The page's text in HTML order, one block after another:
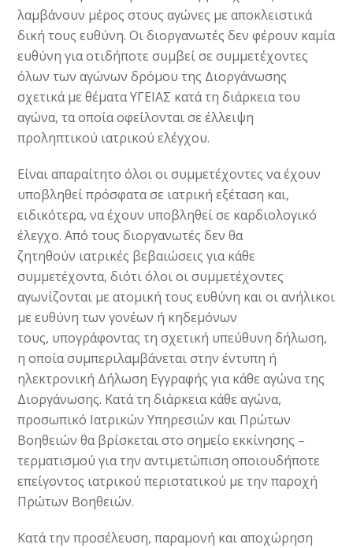
λαμβάνουν μέρος στους αγώνες με αποκλειστικά
δική τους ευθύνη. Οι διοργανωτές δεν φέρουν καμία
ευθύνη για οτιδήποτε συμβεί σε συμμετέχοντες
όλων των αγώνων δρόμου της Διοργάνωσης
σχετικά με θέματα ΥΓΕΙΑΣ κατά τη διάρκεια του
αγώνα, τα οποία οφείλονται σε έλλειψη
προληπτικού ιατρικού ελέγχου.
Είναι απαραίτητο όλοι οι συμμετέχοντες να έχουν
υποβληθεί πρόσφατα σε ιατρική εξέταση και,
ειδικότερα, να έχουν υποβληθεί σε καρδιολογικό
έλεγχο. Από τους διοργανωτές δεν θα
ζητηθούν ιατρικές βεβαιώσεις για κάθε
συμμετέχοντα, διότι όλοι οι συμμετέχοντες
αγωνίζονται με ατομική τους ευθύνη και οι ανήλικοι
με ευθύνη των γονέων ή κηδεμόνων
τους, υπογράφοντας τη σχετική υπεύθυνη δήλωση,
η οποία συμπεριλαμβάνεται στην έντυπη ή
ηλεκτρονική Δήλωση Εγγραφής για κάθε αγώνα της
Διοργάνωσης. Κατά τη διάρκεια κάθε αγώνα,
προσωπικό Ιατρικών Υπηρεσιών και Πρώτων
Βοηθειών θα βρίσκεται στο σημείο εκκίνησης –
τερματισμού για την αντιμετώπιση οποιουδήποτε
επείγοντος ιατρικού περιστατικού με την παροχή
Πρώτων Βοηθειών.
Κατά την προσέλευση, παραμονή και αποχώρηση